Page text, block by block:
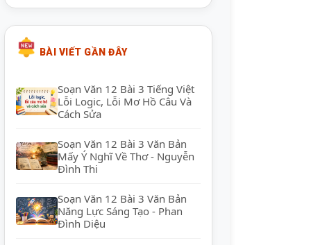
BÀI VIẾT GẦN ĐÂY
Soạn Văn 12 Bài 3 Tiếng Việt
Lỗi Logic, Lỗi Mơ Hồ Câu Và
Cách Sửa
Soạn Văn 12 Bài 3 Văn Bản
Mấy Ý Nghĩ Về Thơ - Nguyễn
Đình Thi
Soạn Văn 12 Bài 3 Văn Bản
Năng Lực Sáng Tạo - Phan
Đình Diệu